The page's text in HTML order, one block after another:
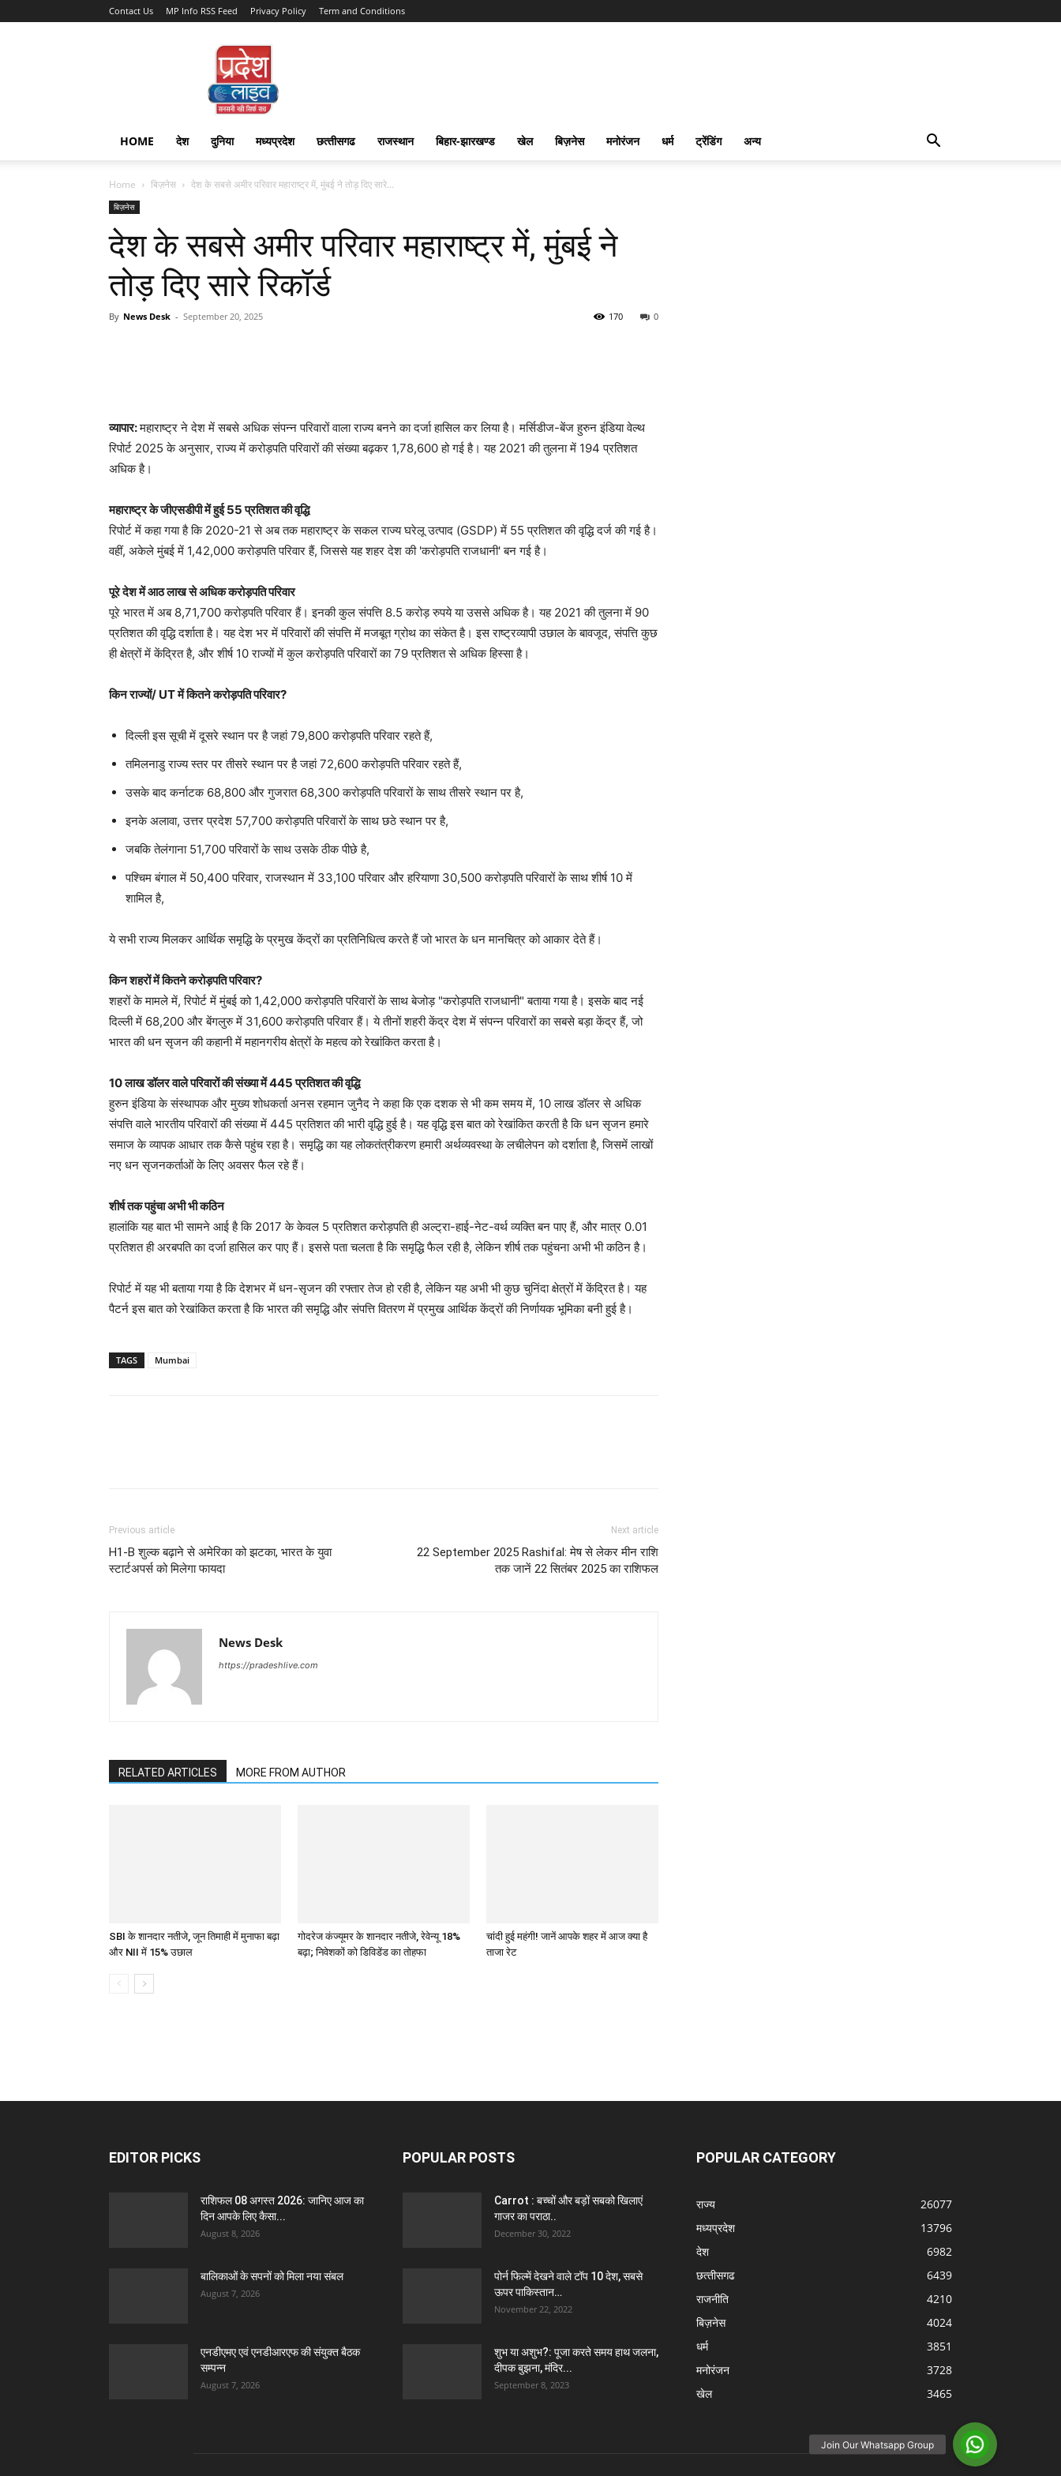
Contact Us MP Info RSS Feed Privacy Policy Term and Conditions
Pradesh
Live
HOME देश दुनिया मध्यप्रदेश छत्‍तीसगढ राजस्‍थान बिहार-झारखण्‍ड खेल बिज़नेस मनोरंजन धर्म ट्रेंडिंग अन्य
Home बिज़नेस देश के सबसे अमीर परिवार महाराष्ट्र में, मुंबई ने तोड़ दिए सारे...
बिज़नेस
देश के सबसे अमीर परिवार महाराष्ट्र में, मुंबई ने
तोड़ दिए सारे रिकॉर्ड
By News Desk - September 20, 2025 0
170
व्यापार:महाराष्ट्र ने देश में सबसे अधिक संपन्न परिवारों वाला राज्य बनने का दर्जा हासिल कर लिया है। मर्सिडीज-बेंज हुरुन इंडिया वेल्थ
रिपोर्ट 2025 के अनुसार, राज्य में करोड़पति परिवारों की संख्या बढ़कर 1,78,600 हो गई है। यह 2021 की तुलना में 194 प्रतिशत
अधिक है।
महाराष्ट्र के जीएसडीपी में हुई 55 प्रतिशत की वृद्धि
रिपोर्ट में कहा गया है कि 2020-21 से अब तक महाराष्ट्र के सकल राज्य घरेलू उत्पाद (GSDP) में 55 प्रतिशत की वृद्धि दर्ज की गई है।
वहीं, अकेले मुंबई में 1,42,000 करोड़पति परिवार हैं, जिससे यह शहर देश की 'करोड़पति राजधानी' बन गई है।
पूरे देश में आठ लाख से अधिक करोड़पति परिवार
पूरे भारत में अब 8,71,700 करोड़पति परिवार हैं। इनकी कुल संपत्ति 8.5 करोड़ रुपये या उससे अधिक है। यह 2021 की तुलना में 90
प्रतिशत की वृद्धि दर्शाता है। यह देश भर में परिवारों की संपत्ति में मजबूत ग्रोथ का संकेत है। इस राष्ट्रव्यापी उछाल के बावजूद, संपत्ति कुछ
ही क्षेत्रों में केंद्रित है, और शीर्ष 10 राज्यों में कुल करोड़पति परिवारों का 79 प्रतिशत से अधिक हिस्सा है।
किन राज्यों/ UT में कितने करोड़पति परिवार?
दिल्ली इस सूची में दूसरे स्थान पर है जहां 79,800 करोड़पति परिवार रहते हैं,
तमिलनाडु राज्य स्तर पर तीसरे स्थान पर है जहां 72,600 करोड़पति परिवार रहते हैं,
उसके बाद कर्नाटक 68,800 और गुजरात 68,300 करोड़पति परिवारों के साथ तीसरे स्थान पर है,
इनके अलावा, उत्तर प्रदेश 57,700 करोड़पति परिवारों के साथ छठे स्थान पर है,
जबकि तेलंगाना 51,700 परिवारों के साथ उसके ठीक पीछे है,
पश्चिम बंगाल में 50,400 परिवार, राजस्थान में 33,100 परिवार और हरियाणा 30,500 करोड़पति परिवारों के साथ शीर्ष 10 में
शामिल है,
ये सभी राज्य मिलकर आर्थिक समृद्धि के प्रमुख केंद्रों का प्रतिनिधित्व करते हैं जो भारत के धन मानचित्र को आकार देते हैं।
किन शहरों में कितने करोड़पति परिवार?
शहरों के मामले में, रिपोर्ट में मुंबई को 1,42,000 करोड़पति परिवारों के साथ बेजोड़ "करोड़पति राजधानी" बताया गया है। इसके बाद नई
दिल्ली में 68,200 और बेंगलुरु में 31,600 करोड़पति परिवार हैं। ये तीनों शहरी केंद्र देश में संपन्न परिवारों का सबसे बड़ा केंद्र हैं, जो
भारत की धन सृजन की कहानी में महानगरीय क्षेत्रों के महत्व को रेखांकित करता है।
10 लाख डॉलर वाले परिवारों की संख्या में 445 प्रतिशत की वृद्धि
हुरुन इंडिया के संस्थापक और मुख्य शोधकर्ता अनस रहमान जुनैद ने कहा कि एक दशक से भी कम समय में, 10 लाख डॉलर से अधिक
संपत्ति वाले भारतीय परिवारों की संख्या में 445 प्रतिशत की भारी वृद्धि हुई है। यह वृद्धि इस बात को रेखांकित करती है कि धन सृजन हमारे
समाज के व्यापक आधार तक कैसे पहुंच रहा है। समृद्धि का यह लोकतंत्रीकरण हमारी अर्थव्यवस्था के लचीलेपन को दर्शाता है, जिसमें लाखों
नए धन सृजनकर्ताओं के लिए अवसर फैल रहे हैं।
शीर्ष तक पहुंचा अभी भी कठिन
हालांकि यह बात भी सामने आई है कि 2017 के केवल 5 प्रतिशत करोड़पति ही अल्ट्रा-हाई-नेट-वर्थ व्यक्ति बन पाए हैं, और मात्र 0.01
प्रतिशत ही अरबपति का दर्जा हासिल कर पाए हैं। इससे पता चलता है कि समृद्धि फैल रही है, लेकिन शीर्ष तक पहुंचना अभी भी कठिन है।
रिपोर्ट में यह भी बताया गया है कि देशभर में धन-सृजन की रफ्तार तेज हो रही है, लेकिन यह अभी भी कुछ चुनिंदा क्षेत्रों में केंद्रित है। यह
पैटर्न इस बात को रेखांकित करता है कि भारत की समृद्धि और संपत्ति वितरण में प्रमुख आर्थिक केंद्रों की निर्णायक भूमिका बनी हुई है।
TAGS Mumbai
Previous article
H1-B शुल्क बढ़ाने से अमेरिका को झटका, भारत के युवा
स्टार्टअपर्स को मिलेगा फायदा
Next article
22 September 2025 Rashifal: मेष से लेकर मीन राशि
तक जानें 22 सितंबर 2025 का राशिफल
News Desk
https://pradeshlive.com
RELATED ARTICLES MORE FROM AUTHOR
SBI के शानदार नतीजे, जून तिमाही में मुनाफा बढ़ा
और NII में 15% उछाल
गोदरेज कंज्यूमर के शानदार नतीजे, रेवेन्यू 18%
बढ़ा; निवेशकों को डिविडेंड का तोहफा
चांदी हुई महंगी! जानें आपके शहर में आज क्या है
ताजा रेट
EDITOR PICKS
राशिफल 08 अगस्त 2026: जानिए आज का
दिन आपके लिए कैसा...
August 8, 2026
बालिकाओं के सपनों को मिला नया संबल
August 7, 2026
एनडीएमए एवं एनडीआरएफ की संयुक्त बैठक
सम्पन्न
August 7, 2026
POPULAR POSTS
Carrot : बच्चों और बड़ों सबको खिलाएं
गाजर का पराठा..
December 30, 2022
पोर्न फिल्में देखने वाले टॉप 10 देश, सबसे
ऊपर पाकिस्तान…
November 22, 2022
शुभ या अशुभ?: पूजा करते समय हाथ जलना,
दीपक बुझना, मंदिर...
September 8, 2023
POPULAR CATEGORY
राज्‍य
26077
मध्यप्रदेश
13796
देश
6982
छत्‍तीसगढ
6439
राजनीति
4210
बिज़नेस
4024
धर्म
3851
मनोरंजन
3728
खेल
3465